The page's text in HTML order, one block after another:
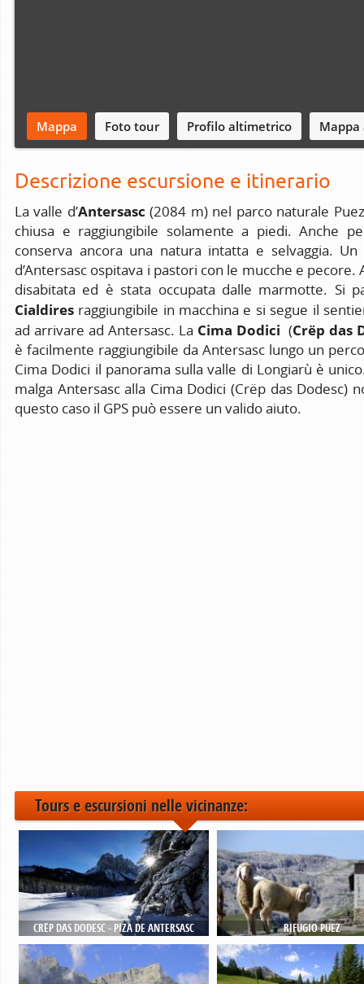
Mappa Foto tour Profilo altimetrico Mappa
Descrizione escursione e itinerario
La valle d’Antersasc(2084 m) nel parco naturale
chiusa e raggiungibile solamente a piedi. Anche
conserva ancora una natura intatta e selvaggia.
d’Antersasc ospitava i pastori con le mucche e pecore.
disabitata ed è stata occupata dalle marmotte. Si
Cialdires raggiungibile in macchina e si segue il
ad arrivare ad Antersasc. La Cima Dodici (Crëp das
è facilmente raggiungibile da Antersasc lungo un
Cima Dodici il panorama sulla valle di Longiarù è
malga Antersasc alla Cima Dodici (Crëp das Dodesc)
questo caso il GPS può essere un valido aiuto.
Tours e escursioni nelle vicinanze:
CRËP DAS DODESC - PIZA DE ANTERSASC RIFUGIO PUEZ